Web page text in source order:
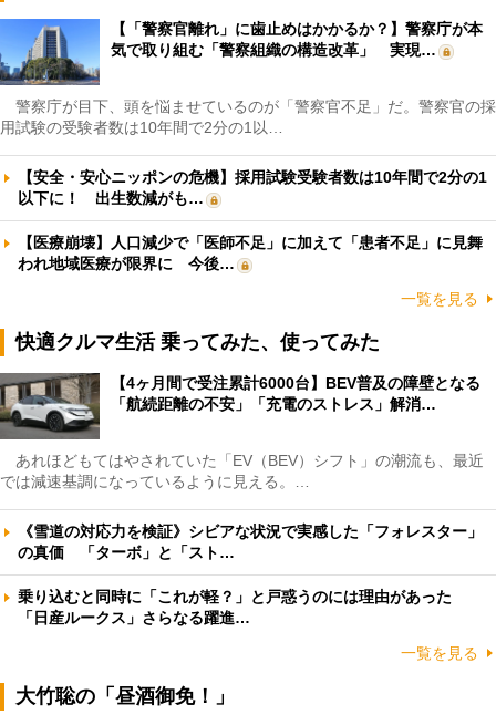
【「警察官離れ」に歯止めはかかるか？】警察庁が本
気で取り組む「警察組織の構造改革」 実現…
警察庁が目下、頭を悩ませているのが「警察官不足」だ。警察官の採
用試験の受験者数は10年間で2分の1以…
【安全・安心ニッポンの危機】採用試験受験者数は10年間で2分の1
以下に！ 出生数減がも…
【医療崩壊】人口減少で「医師不足」に加えて「患者不足」に見舞
われ地域医療が限界に 今後…
一覧を見る
快適クルマ生活 乗ってみた、使ってみた
【4ヶ月間で受注累計6000台】BEV普及の障壁となる
「航続距離の不安」「充電のストレス」解消…
あれほどもてはやされていた「EV（BEV）シフト」の潮流も、最近
では減速基調になっているように見える。…
《雪道の対応力を検証》シビアな状況で実感した「フォレスター」
の真価 「ターボ」と「スト…
乗り込むと同時に「これが軽？」と戸惑うのには理由があった
「日産ルークス」さらなる躍進…
一覧を見る
大竹聡の「昼酒御免！」